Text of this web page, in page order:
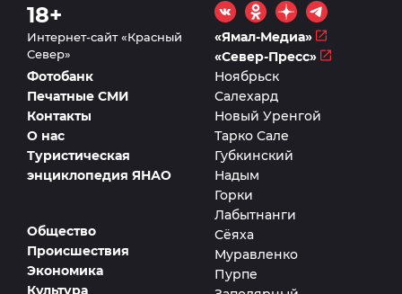
18+
Интернет-сайт «Красный
Север»
«Ямал-Медиа»
«Север-Пресс»
Общество
Происшествия
Экономика
Культура
Фотобанк
Печатные СМИ
Контакты
О нас
Туристическая
энциклопедия ЯНАО
Ноябрьск
Салехард
Новый Уренгой
Тарко Сале
Губкинский
Надым
Горки
Лабытнанги
Сёяха
Муравленко
Пурпе